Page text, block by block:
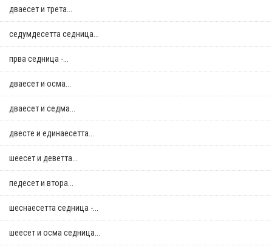
дваесет и трета...
седумдесетта седница...
прва седница -...
дваесет и осма...
дваесет и седма...
двестe и единаесетта...
шеесет и деветта...
педесет и втора...
шеснаесетта седница -...
шеесет и осма седница...